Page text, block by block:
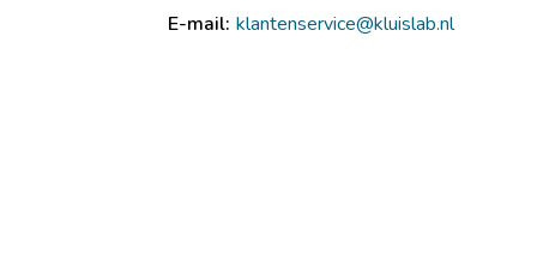
E-mail: klantenservice@kluislab.nl